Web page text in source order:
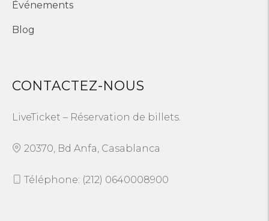
Événements
Blog
CONTACTEZ-NOUS
LiveTicket – Réservation de billets.
20370, Bd Anfa, Casablanca
Téléphone: (212) 0640008900